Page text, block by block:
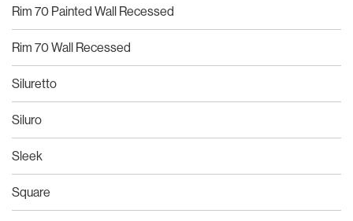
Rim 70 Painted Wall Recessed
Rim 70 Wall Recessed
Siluretto
Siluro
Sleek
Square